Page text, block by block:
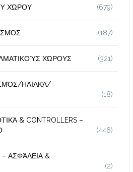
ΧΏΡΟΥ (679)
(187)
ΧΏΡΟΥΣ (321)
ΗΛΙΑΚΆ/
(18)
& CONTROLLERS –
(446)
ΑΣΦΆΛΕΙΑ &
(2)